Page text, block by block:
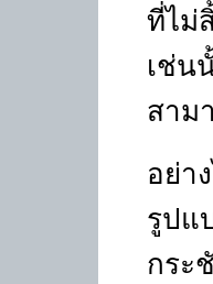
ที่ไม่
เช่น
สาม
อย่า
รูปแ
กระ